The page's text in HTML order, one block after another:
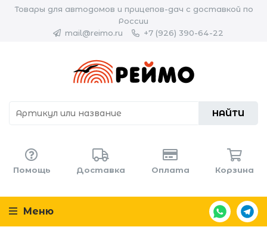
Товары для автодомов и прицепов-дач с доставкой по
России
mail@reimo.ru
+7 (926) 390-64-22
НАЙТИ
Помощь Доставка Оплата Корзина
Меню